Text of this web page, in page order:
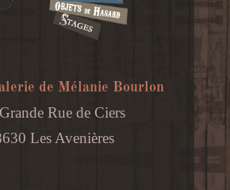
de Mélanie Bourlon
Rue de Ciers
Les Avenières